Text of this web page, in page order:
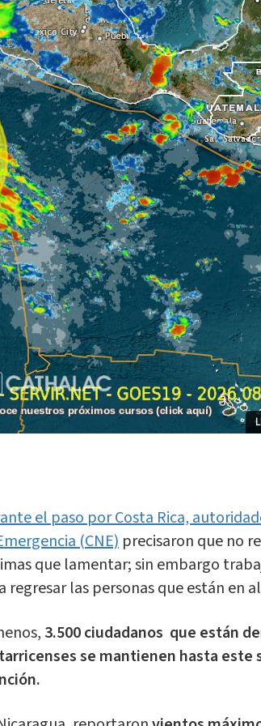
el paso por Costa Rica,
(CNE)precisaron que no
que lamentar; sin embargo
regresar las personas que están en
3.500 ciudadanos que están
se mantienen hasta este